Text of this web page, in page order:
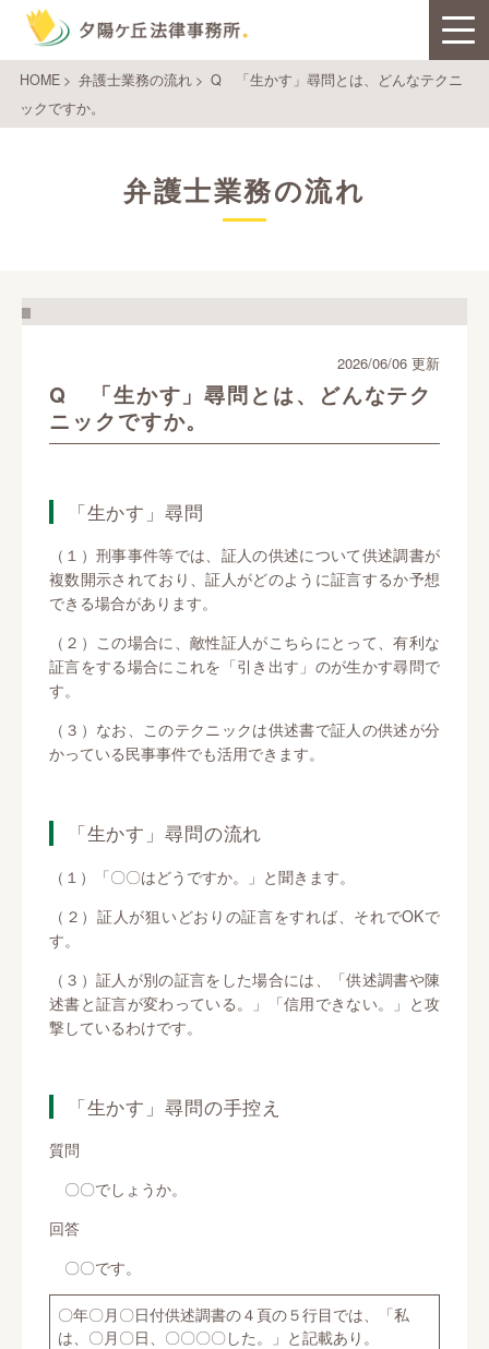
HOME> 弁護士業務の流れ> Q 「生かす」尋問とは、どんなテクニ
ックですか。
弁護士業務の流れ
Q 「生かす」尋問とは、どんなテク
ニックですか。
2026/06/06 更新
「生かす」尋問
（１）刑事事件等では、証人の供述について供述調書が
複数開示されており、証人がどのように証言するか予想
できる場合があります。
（２）この場合に、敵性証人がこちらにとって、有利な
証言をする場合にこれを「引き出す」のが生かす尋問で
す。
（３）なお、このテクニックは供述書で証人の供述が分
かっている民事事件でも活用できます。
「生かす」尋問の流れ
（１）「〇〇はどうですか。」と聞きます。
（２）証人が狙いどおりの証言をすれば、それでOKで
す。
（３）証人が別の証言をした場合には、「供述調書や陳
述書と証言が変わっている。」「信用できない。」と攻
撃しているわけです。
「生かす」尋問の手控え
質問
〇〇でしょうか。
回答
〇〇です。
〇年〇月〇日付供述調書の４頁の５行目では、「私
は、〇月〇日、〇〇〇〇した。」と記載あり。